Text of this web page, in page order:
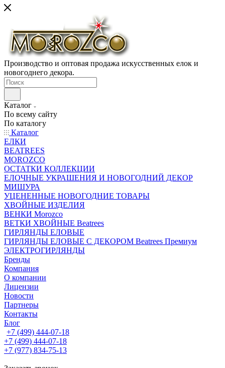
Производство и оптовая продажа искусственных елок и
новогоднего декора.
Каталог
По всему сайту
По каталогу
Каталог
ЕЛКИ
BEATREES
MOROZCO
ОСТАТКИ КОЛЛЕКЦИИ
ЕЛОЧНЫЕ УКРАШЕНИЯ И НОВОГОДНИЙ ДЕКОР
МИШУРА
УЦЕНЕННЫЕ НОВОГОДНИЕ ТОВАРЫ
ХВОЙНЫЕ ИЗДЕЛИЯ
ВЕНКИ Morozco
ВЕТКИ ХВОЙНЫЕ Beatrees
ГИРЛЯНДЫ ЕЛОВЫЕ
ГИРЛЯНДЫ ЕЛОВЫЕ С ДЕКОРОМ Beatrees Премиум
ЭЛЕКТРОГИРЛЯНДЫ
Бренды
Компания
О компании
Лицензии
Новости
Партнеры
Контакты
Блог
+7 (499) 444-07-18
+7 (499) 444-07-18
+7 (977) 834-75-13